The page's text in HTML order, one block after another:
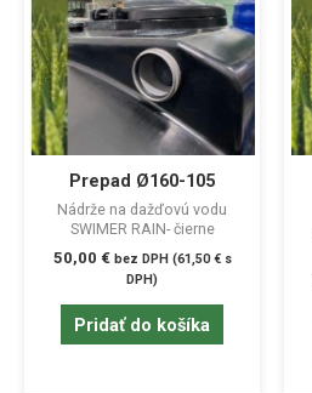
Prepad Ø160-105
Nádrže na dažďovú vodu
SWIMER RAIN- čierne
50,00 € bez DPH (61,50€s
DPH)
Pridať do košíka